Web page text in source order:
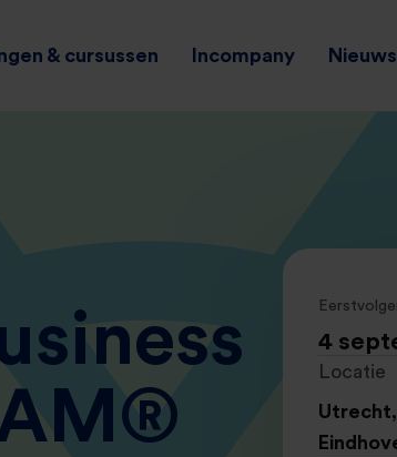
& cursussen Incompany
4
Locatie